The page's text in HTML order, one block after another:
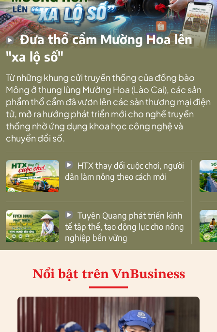
Đưa thổ cẩm Mường Hoa lên
"xa lộ số"
Từ những khung cửi truyền thống của đồng bào
Mông ở thung lũng Mường Hoa (Lào Cai), các sản
phẩm thổ cẩm đã vươn lên các sàn thương mại điện
tử, mở ra hướng phát triển mới cho nghề truyền
thống nhờ ứng dụng khoa học công nghệ và
chuyển đổi số.
dân làm nông theo cách mới
tế tập thể, tạo động lực cho nông
nghiệp bền vững
Nổi bật trên VnBusiness